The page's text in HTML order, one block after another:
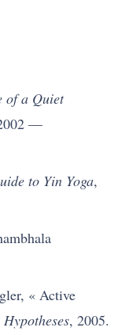
of a Quiet
—
to Yin Yoga,
« Active
, 2005.